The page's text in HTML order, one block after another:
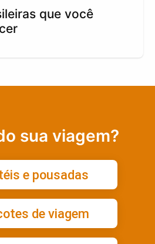
que você
sua viagem?
e pousadas
de viagem